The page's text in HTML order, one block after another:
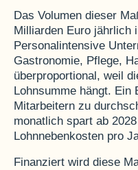
Das Volumen dieser
Milliarden Euro jährlich
Personalintensive
Gastronomie, Pflege,
überproportional, weil
Lohnsumme hängt. Ein
Mitarbeitern zu
monatlich spart ab
Lohnnebenkosten pro
Finanziert wird diese